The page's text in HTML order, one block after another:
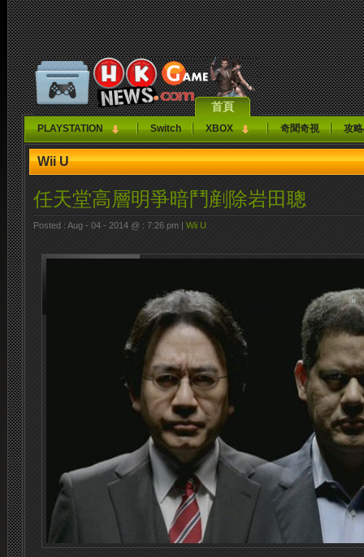
首頁
PLAYSTATION Switch XBOX 奇聞奇視 攻
Wii U
任天堂高層明爭暗鬥剷除岩田聰
Posted : Aug - 04 - 2014 @ : 7:26 pm | Wii U